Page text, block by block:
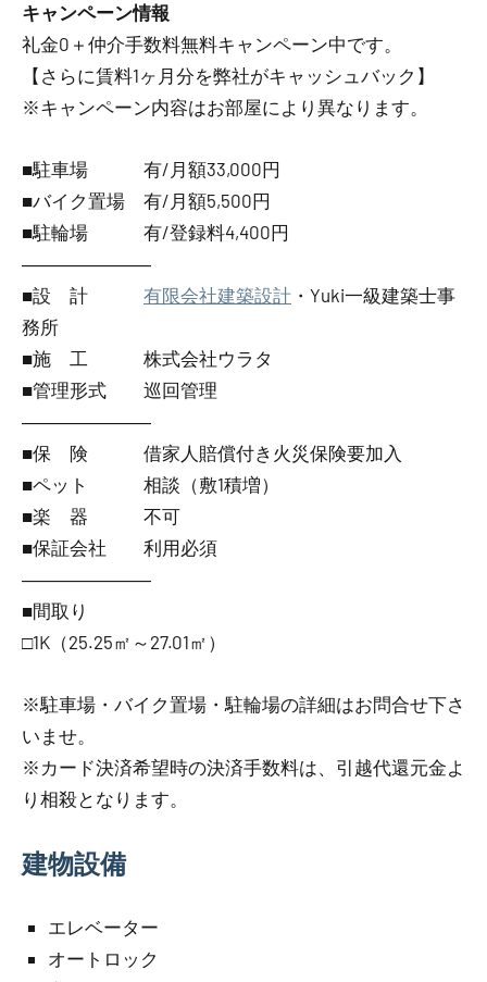
キャンペーン情報
礼金0 ＋ 仲介手数料無料キャンペーン中です。
【さらに賃料1ヶ月分を弊社がキャッシュバック】
※キャンペーン内容はお部屋により異なります。
■駐車場 有/月額33,000円
■バイク置場 有/月額5,500円
■駐輪場 有/登録料4,400円
―――――――
■設 計 有限会社建築設計 ・Yuki一級建築士事
務所
■施 工 株式会社ウラタ
■管理形式 巡回管理
―――――――
■保 険 借家人賠償付き火災保険要加入
■ペット 相談（敷1積増）
■楽 器 不可
■保証会社 利用必須
―――――――
■間取り
□1K（25.25㎡～27.01㎡）
※駐車場・バイク置場・駐輪場の詳細はお問合せ下さ
いませ。
※カード決済希望時の決済手数料は、引越代還元金よ
り相殺となります。
建物設備
エレベーター
オートロック